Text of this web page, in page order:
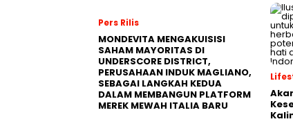
Pers Rilis
MONDEVITA MENGAKUISISI
SAHAM MAYORITAS DI
UNDERSCORE DISTRICT,
PERUSAHAAN INDUK MAGLIANO,
SEBAGAI LANGKAH KEDUA
DALAM MEMBANGUN PLATFORM
MEREK MEWAH ITALIA BARU